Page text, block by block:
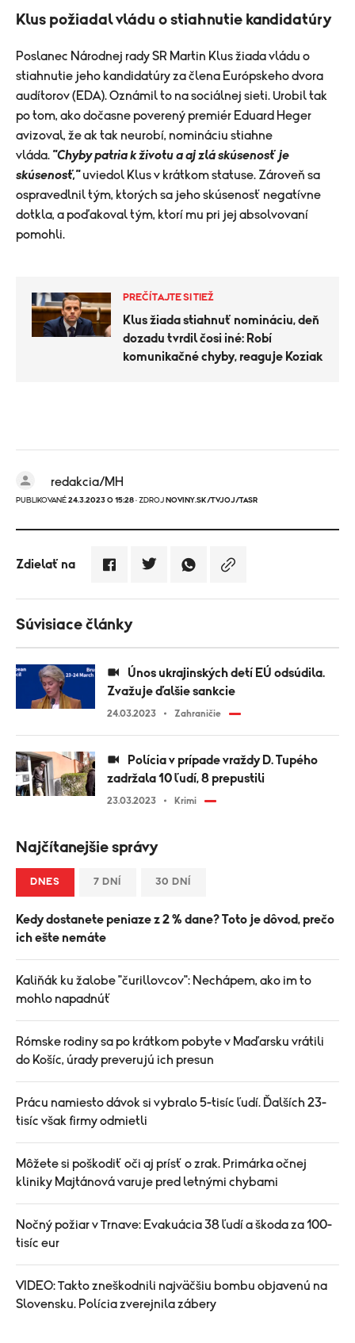
Klus požiadal vládu o stiahnutie kandidatúry
Poslanec Národnej rady SR Martin Klus žiada vládu o
stiahnutie jeho kandidatúry za člena Európskeho dvora
audítorov (EDA). Oznámil to na sociálnej sieti. Urobil tak
po tom, ako dočasne poverený premiér Eduard Heger
avizoval, že ak tak neurobí, nomináciu stiahne
vláda. "Chyby patria k životu a aj zlá skúsenosť je
skúsenosť," uviedol Klus v krátkom statuse. Zároveň sa
ospravedlnil tým, ktorých sa jeho skúsenosť negatívne
dotkla, a poďakoval tým, ktorí mu pri jej absolvovaní
pomohli.
PREČÍTAJTE SI TIEŽ
Klus žiada stiahnuť nomináciu, deň
dozadu tvrdil čosi iné: Robí
komunikačné chyby, reaguje Koziak
redakcia/MH
PUBLIKOVANÉ 24.3.2023 O 15:28 · ZDROJ NOVINY.SK/TVJOJ/TASR
Zdielať na
Súvisiace články
Zvažuje ďalšie sankcie
24.03.2023 Zahraničie
zadržala 10 ľudí, 8 prepustili
23.03.2023 Krimi
Najčítanejšie správy
DNES 7 DNÍ 30 DNÍ
Kedy dostanete peniaze z 2 % dane? Toto je dôvod, prečo
ich ešte nemáte
Kaliňák ku žalobe "čurillovcov": Nechápem, ako im to
mohlo napadnúť
Rómske rodiny sa po krátkom pobyte v Maďarsku vrátili
do Košíc, úrady preverujú ich presun
Prácu namiesto dávok si vybralo 5-tisíc ľudí. Ďalších 23-
tisíc však firmy odmietli
Môžete si poškodiť oči aj prísť o zrak. Primárka očnej
kliniky Majtánová varuje pred letnými chybami
Nočný požiar v Trnave: Evakuácia 38 ľudí a škoda za 100-
tisíc eur
VIDEO: Takto zneškodnili najväčšiu bombu objavenú na
Slovensku. Polícia zverejnila zábery